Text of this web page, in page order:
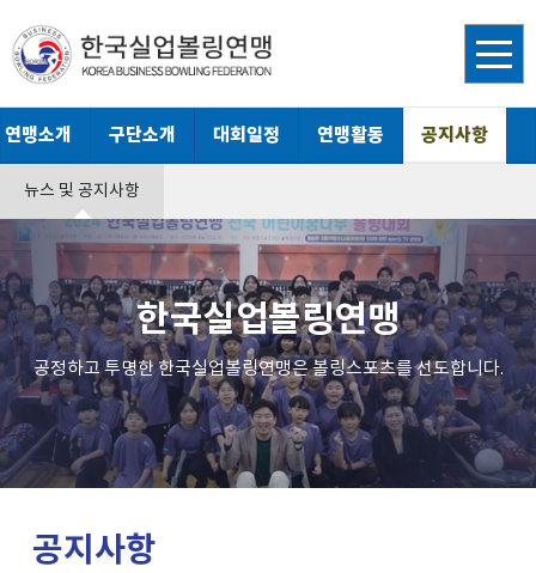
연맹소개 구단소개 대회일정 연맹활동 공지사항
뉴스 및 공지사항
한국실업볼링연맹
공정하고 투명한 한국실업볼링연맹은 볼링스포츠를 선도합니다.
공지사항